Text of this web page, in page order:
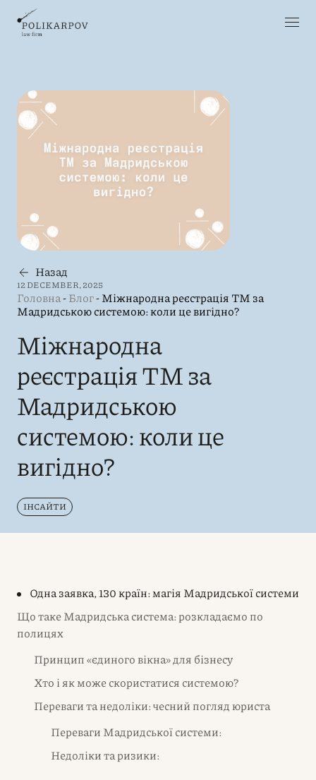
Назад
12 DECEMBER, 2025
Головна-Блог-Міжнародна реєстрація ТМ за
Мадридською системою: коли це вигідно?
Міжнародна
реєстрація ТМ за
Мадридською
системою: коли це
вигідно?
ІНСАЙТИ
Одна заявка, 130 країн: магія Мадридської системи
Що таке Мадридська система: розкладаємо по
полицях
Принцип «єдиного вікна» для бізнесу
Хто і як може скористатися системою?
Переваги та недоліки: чесний погляд юриста
Переваги Мадридської системи:
Недоліки та ризики: